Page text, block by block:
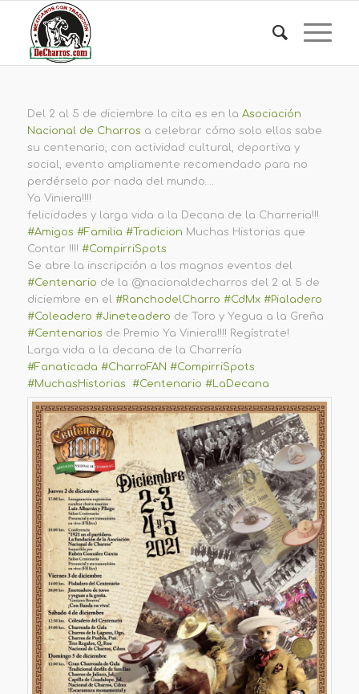
Del 2 al 5 de diciembre la cita es en la Asociación
Nacional de Charros a celebrar cómo solo ellos sabe
su centenario, con actividad cultural, deportiva y
social, evento ampliamente recomendado para no
perdérselo por nada del mundo….
Ya Viniera!!!!
felicidades y larga vida a la Decana de la Charreria!!!
#Amigos #Familia #Tradicion Muchas Historias que
Contar !!!! #CompirriSpots
Se abre la inscripción a los magnos eventos del
#Centenario de la @nacionaldecharros del 2 al 5 de
diciembre en el #RanchodelCharro #CdMx #Pialadero
#Coleadero #Jineteadero de Toro y Yegua a la Greña
#Centenarios de Premio Ya Viniera!!!! Regístrate!
Larga vida a la decana de la Charrería
#Fanaticada #CharroFAN #CompirriSpots
#MuchasHistorias
#Centenario #LaDecana